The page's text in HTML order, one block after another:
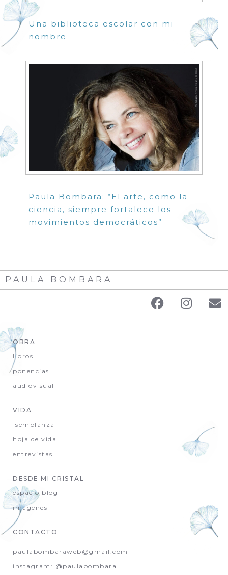
Una biblioteca escolar con mi
nombre
Paula Bombara: “El arte, como la
ciencia, siempre fortalece los
movimientos democráticos”
PAULA BOMBARA
OBRA
libros
ponencias
audiovisual
VIDA
semblanza
hoja de vida
entrevistas
DESDE MI CRISTAL
espacio blog
imágenes
CONTACTO
paulabombaraweb@gmail.com
instagram: @paulabombara